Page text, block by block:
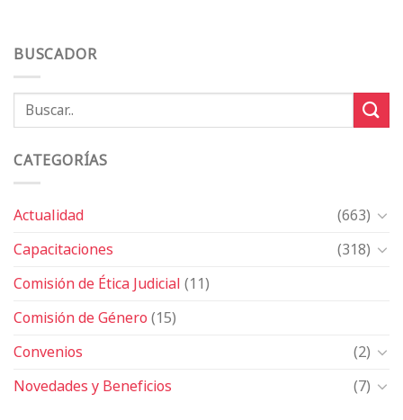
BUSCADOR
CATEGORÍAS
Actualidad
(663)
Capacitaciones
(318)
Comisión de Ética Judicial(11)
Comisión de Género(15)
Convenios
(2)
Novedades y Beneficios
(7)